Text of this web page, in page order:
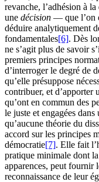
revanche, l’adhésion à
une décision — que l’on
déduire analytiquement
fondamentales[6]. Dès
ne s’agit plus de savoir
premiers principes
d’interroger le degré de
qu’elle présuppose
contribuer, et d’apporter
qu’ont en commun des
le juste et engagées
qu’aucune théorie du
accord sur les principes
démocratie[7]. Elle fait
pratique minimale dont
apparences, peut fournir
reconnaissance de leur